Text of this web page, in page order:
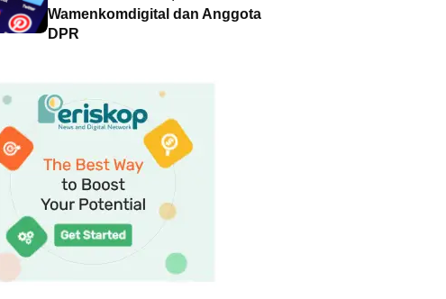
Wamenkomdigital dan Anggota
DPR